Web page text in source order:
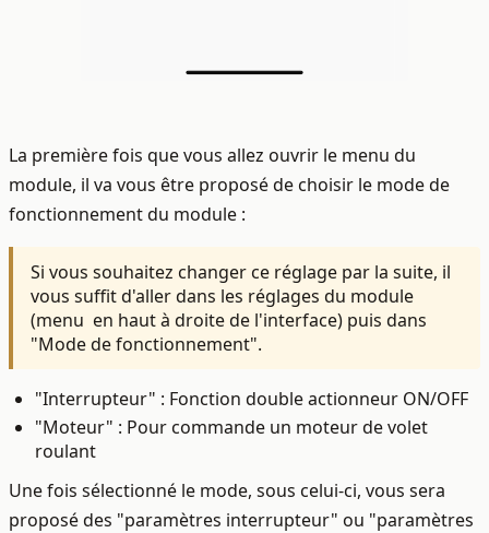
La première fois que vous allez ouvrir le menu du
module, il va vous être proposé de choisir le mode de
fonctionnement du module :
Si vous souhaitez changer ce réglage par la suite, il
vous suffit d'aller dans les réglages du module
(menu en haut à droite de l'interface) puis dans
"Mode de fonctionnement".
"Interrupteur" : Fonction double actionneur ON/OFF
"Moteur" : Pour commande un moteur de volet
roulant
Une fois sélectionné le mode, sous celui-ci, vous sera
proposé des "paramètres interrupteur" ou "paramètres